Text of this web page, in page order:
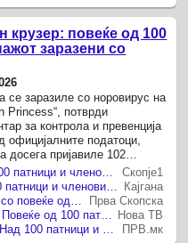
крузер: повеќе од 100
заразени со
се заразиле со норовирус на
Princess“, потврди
за контрола и превенција
официјалните податоци,
досега пријавиле 102
на екипажот, ...Драма на уште еден крузер: Над 100 патници и членови на екипажот погодени од опасен вирус
Скопје1
Хаос на уште еден крузер: Над 100 патници и членови на екипажот заразени со норовирус
Кајгана
Епидемија на норовирус на крузер со повеќе од 4.000 луѓе
Прва Скопска
Паника и на друг луксузен Крузер: Повеќе од 100 патници и членови на екипажот заразени со норовирус Нова ТВ
АЛАРМ НА УШТЕ ЕДЕН КРУЗЕР: Над 100 патници и членови на екипажот погодени од опасен вирус!
ПРВ.мк